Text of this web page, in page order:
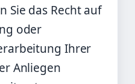
Sie das Recht auf
oder
Ihrer
Anliegen